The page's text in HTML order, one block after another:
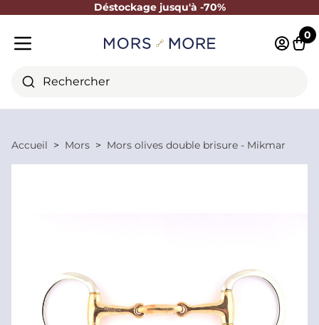
Déstockage jusqu'à -70%
Fermer
Rechercher
0
Accueil Mors Mors olives double brisure - Mikmar